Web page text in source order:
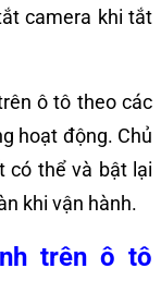
camera khi tắt
ô tô theo các
hoạt động. Chủ
có thể và bật lại
khi vận hành.
trên ô tô